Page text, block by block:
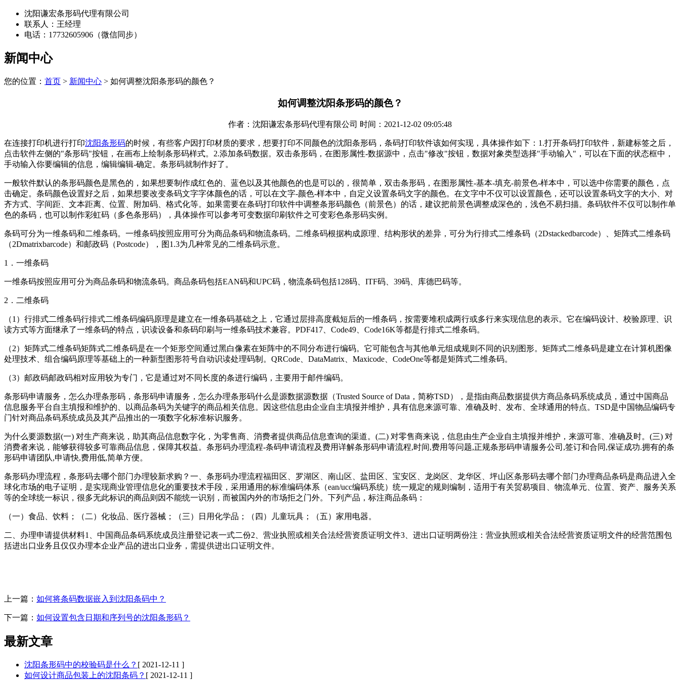
沈阳谦宏条形码代理有限公司
联系人：王经理
电话：17732605906（微信同步）
新闻中心
您的位置： 首页 > 新闻中心 > 如何调整沈阳条形码的颜色？
如何调整沈阳条形码的颜色？
作者：沈阳谦宏条形码代理有限公司 时间：2021-12-02 09:05:48
在连接打印机进行打印沈阳条形码的时候，有些客户因打印材质的要求，想要打印不同颜色的沈阳条形码，条码打印软件该如何实现，具体操作如下：1.打开条码打印软件，新建标签之后，
点击软件左侧的"条形码"按钮，在画布上绘制条形码样式。2.添加条码数据。双击条形码，在图形属性-数据源中，点击"修改"按钮，数据对象类型选择"手动输入"，可以在下面的状态框中，
手动输入你要编辑的信息，编辑编辑-确定。条形码就制作好了。
一般软件默认的条形码颜色是黑色的，如果想要制作成红色的、蓝色以及其他颜色的也是可以的，很简单，双击条形码，在图形属性-基本-填充-前景色-样本中，可以选中你需要的颜色，点
击确定。条码颜色设置好之后，如果想要改变条码文字字体颜色的话，可以在文字-颜色-样本中，自定义设置条码文字的颜色。在文字中不仅可以设置颜色，还可以设置条码文字的大小、对
齐方式、字间距、文本距离、位置、附加码、格式化等。如果需要在条码打印软件中调整条形码颜色（前景色）的话，建议把前景色调整成深色的，浅色不易扫描。条码软件不仅可以制作单
色的条码，也可以制作彩虹码（多色条形码），具体操作可以参考可变数据印刷软件之可变彩色条形码实例。
条码可分为一维条码和二维条码。一维条码按照应用可分为商品条码和物流条码。二维条码根据构成原理、结构形状的差异，可分为行排式二维条码（2Dstackedbarcode）、矩阵式二维条码
（2Dmatrixbarcode）和邮政码（Postcode），图1.3为几种常见的二维条码示意。
1．一维条码
一维条码按照应用可分为商品条码和物流条码。商品条码包括EAN码和UPC码，物流条码包括128码、ITF码、39码、库德巴码等。
2．二维条码
（1）行排式二维条码行排式二维条码编码原理是建立在一维条码基础之上，它通过层排高度截短后的一维条码，按需要堆积成两行或多行来实现信息的表示。它在编码设计、校验原理、识
读方式等方面继承了一维条码的特点，识读设备和条码印刷与一维条码技术兼容。PDF417、Code49、Code16K等都是行排式二维条码。
（2）矩阵式二维条码矩阵式二维条码是在一个矩形空间通过黑白像素在矩阵中的不同分布进行编码。它可能包含与其他单元组成规则不同的识别图形。矩阵式二维条码是建立在计算机图像
处理技术、组合编码原理等基础上的一种新型图形符号自动识读处理码制。QRCode、DataMatrix、Maxicode、CodeOne等都是矩阵式二维条码。
（3）邮政码邮政码相对应用较为专门，它是通过对不同长度的条进行编码，主要用于邮件编码。
条形码申请服务，怎么办理条形码，条形码申请服务，怎么办理条形码什么是源数据源数据（Trusted Source of Data，简称TSD），是指由商品数据提供方商品条码系统成员，通过中国商品
信息服务平台自主填报和维护的、以商品条码为关键字的商品相关信息。因这些信息由企业自主填报并维护，具有信息来源可靠、准确及时、发布、全球通用的特点。TSD是中国物品编码专
门针对商品条码系统成员及其产品推出的一项数字化标准标识服务。
为什么要源数据(一) 对生产商来说，助其商品信息数字化，为零售商、消费者提供商品信息查询的渠道。(二) 对零售商来说，信息由生产企业自主填报并维护，来源可靠、准确及时。(三) 对
消费者来说，能够获得较多可靠商品信息，保障其权益。条形码办理流程-条码申请流程及费用详解条形码申请流程,时间,费用等问题,正规条形码申请服务公司,签订和合同,保证成功.拥有的条
形码申请团队,申请快,费用低,简单方便。
条形码办理流程，条形码去哪个部门办理较新求购？一、条形码办理流程福田区、罗湖区、南山区、盐田区、宝安区、龙岗区、龙华区、坪山区条形码去哪个部门办理商品条码是商品进入全
球化市场的电子证明，是实现商业管理信息化的重要技术手段，采用通用的标准编码体系（ean/ucc编码系统）统一规定的规则编制，适用于有关贸易项目、物流单元、位置、资产、服务关系
等的全球统一标识，很多无此标识的商品则因不能统一识别，而被国内外的市场拒之门外。下列产品，标注商品条码：
（一）食品、饮料；（二）化妆品、医疗器械；（三）日用化学品；（四）儿童玩具；（五）家用电器。
二、办理申请提供材料1、中国商品条码系统成员注册登记表一式二份2、营业执照或相关合法经营资质证明文件3、进出口证明两份注：营业执照或相关合法经营资质证明文件的经营范围包
括进出口业务且仅仅办理本企业产品的进出口业务，需提供进出口证明文件。
上一篇： 如何将条码数据嵌入到沈阳条码中？
下一篇： 如何设置包含日期和序列号的沈阳条形码？
最新文章
沈阳条形码中的校验码是什么？ [ 2021-12-11 ]
如何设计商品包装上的沈阳条码？ [ 2021-12-11 ]